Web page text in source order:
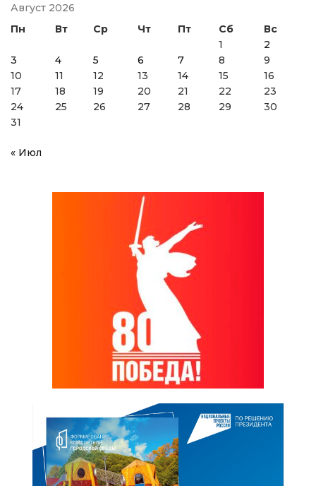
Август 2026
Пн
Вт Ср Чт Пт Сб
Вс
1
2
3
4 5 6 7 8
9
10
11 12 13 14 15
16
17
18 19 20 21 22
23
24
25 26 27 28 29
30
31
« Июл